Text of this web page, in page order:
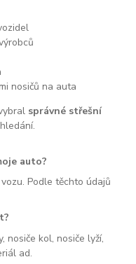
nosičů na auta
správné střešní
auto?
Podle těchto údajů
nosiče kol, nosiče lyží,
ad.